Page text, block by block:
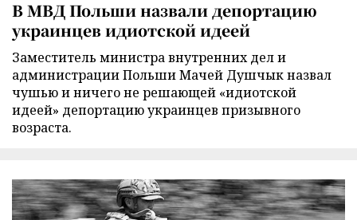
В МВД Польши назвали депортацию
украинцев идиотской идеей
Заместитель министра внутренних дел и
администрации Польши Мачей Душчык назвал
чушью и ничего не решающей «идиотской
идеей» депортацию украинцев призывного
возраста.